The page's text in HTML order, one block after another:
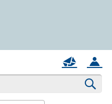
ACCOUNT
MAIL